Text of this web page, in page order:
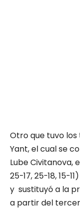
Otro que tuvo
Yant, el cual se
Lube Civitanova,
25-17, 25-18, 15-
y sustituyó a la
a partir del